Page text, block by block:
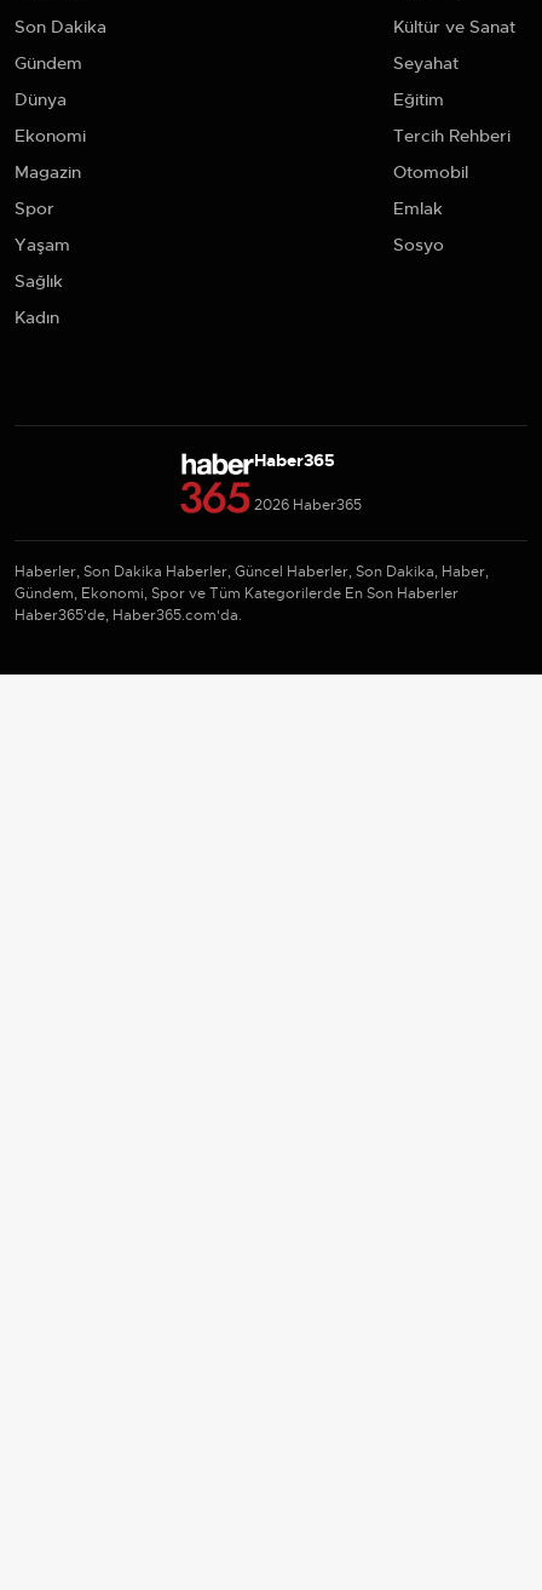
Son Dakika
Gündem
Dünya
Ekonomi
Magazin
Spor
Yaşam
Sağlık
Kadın
Kültür ve Sanat
Seyahat
Eğitim
Tercih Rehberi
Otomobil
Emlak
Sosyo
Haber365
2026 Haber365
Haberler, Son Dakika Haberler, Güncel Haberler, Son Dakika, Haber,
Gündem, Ekonomi, Spor ve Tüm Kategorilerde En Son Haberler
Haber365'de, Haber365.com'da.